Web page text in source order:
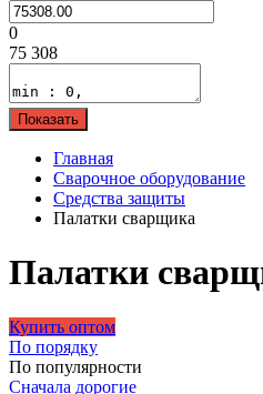
0
75 308
Показать
Главная
Сварочное оборудование
Средства защиты
Палатки сварщика
Палатки
Купить оптом
По порядку
По популярности
Сначала дорогие